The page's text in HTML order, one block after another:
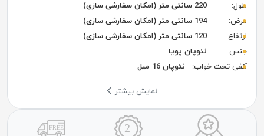
طول:
220 سانتی متر (امکان سفارشی سازی)
عرض:
194 سانتی متر (امکان سفارشی سازی)
ارتفاع:
120 سانتی متر (امکان سفارشی سازی)
جنس:
نئوپان پویا
کفی تخت خواب:
نئوپان 16 میل
نمایش بیشتر